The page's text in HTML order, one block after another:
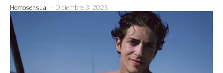
Homosensual - Diciembre 3, 2025